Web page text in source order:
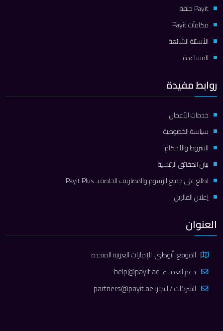
Payit حلقة
مكافآت Payit
الأسئلة الشائعة
المساعدة
روابط مفيدة
خدمات الأعمال
سياسة الخصوصية
الشروط والأحكام
بيان الحقائق الرئيسية
اطلع على جميع الرسوم والمصاريف الخاصة بـ Payit Plus
إعلان الفائزين
العنوان
الموقع: أبوظبي، الإمارات العربية المتحدة
دعم العملاء:help@payit.ae
الشركات / التجار:partners@payit.ae